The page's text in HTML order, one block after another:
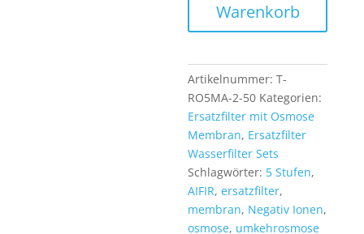
Stufen
inkl
Negativ
Ionen
Filter
und
50
GPD
Membran
Menge
Warenkorb
Artikelnummer:T-
RO5MA-2-50 Kategorien:
Ersatzfilter mit Osmose
Membran, Ersatzfilter
Wasserfilter Sets
Schlagwörter: 5 Stufen,
AIFIR,ersatzfilter,
membran, Negativ Ionen,
osmose, umkehrosmose